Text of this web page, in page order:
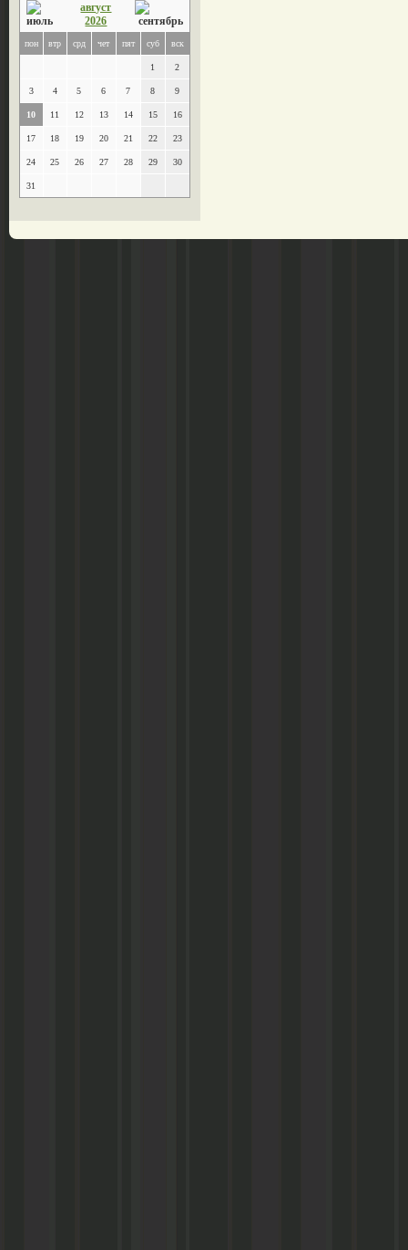
август
2026
пон втр срд чет пят суб вск
1 2
3 4 5 6 7 8 9
10 11 12 13 14 15 16
17 18 19 20 21 22 23
24 25 26 27 28 29 30
31